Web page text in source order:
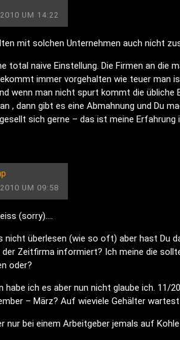
UM 14:22
mit solchen Unternehmen auch nicht
total naive Einstellung. Die Firmen an die
immer vorgehalten wie teuer man
wenn man nicht spurt kommt die übliche
, dann gibt es eine Abmahnung und Du
sich gerne – das ist meine Erfahrung
UM 09:58
(sorry)….
nicht überlesen (wie so oft) aber hast Du
der Zeitfirma informiert? Ich meine die
oder?
habe ich es aber nun nicht glaube ich. 11/
– März? Auf wieviele Gehälter
nur bei einem Arbeitgeber jemals auf